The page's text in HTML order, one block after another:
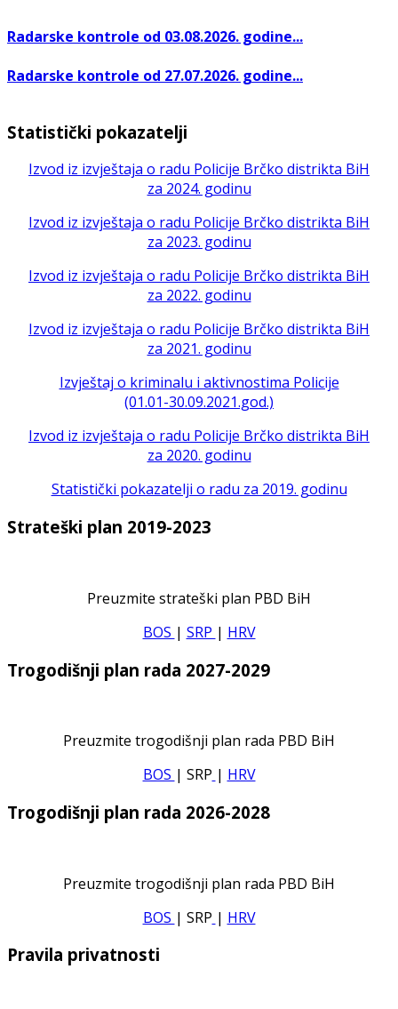
Radarske kontrole od 03.08.2026. godine...
Radarske kontrole od 27.07.2026. godine...
Statistički pokazatelji
Izvod iz izvještaja o radu Policije Brčko distrikta BiH
za 2024. godinu
Izvod iz izvještaja o radu Policije Brčko distrikta BiH
za 2023. godinu
Izvod iz izvještaja o radu Policije Brčko distrikta BiH
za 2022. godinu
Izvod iz izvještaja o radu Policije Brčko distrikta BiH
za 2021. godinu
Izvještaj o kriminalu i aktivnostima Policije
(01.01-30.09.2021.god.)
Izvod iz izvještaja o radu Policije Brčko distrikta BiH
za 2020. godinu
Statistički pokazatelji o radu za 2019. godinu
Strateški plan 2019-2023
Preuzmite strateški plan PBD BiH
BOS | SRP | HRV
Trogodišnji plan rada 2027-2029
Preuzmite trogodišnji plan rada PBD BiH
BOS | SRP | HRV
Trogodišnji plan rada 2026-2028
Preuzmite trogodišnji plan rada PBD BiH
BOS | SRP | HRV
Pravila privatnosti